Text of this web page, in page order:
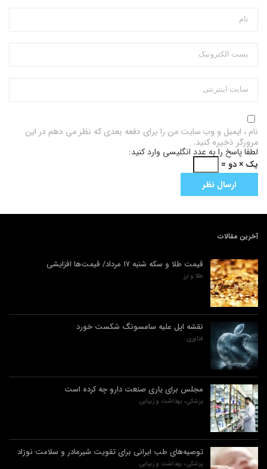
نام ، ایمیل و وب سایت من را برای دفعه بعدی که نظر می دهم در این
مرورگر ذخیره کنید.
لطفا پاسخ را به عدد انگلیسی وارد کنید:
یک × دو =
آخرین مقالات
قیمت طلا و سکه شنبه ۱۷ مرداد/ قیمت‌ها افزایشی
طلا و ارز
نقشه اپل علیه سامسونگ شکست خورد
فناوری
مجلس برای یاری صنعت دارو چه کرده است
پزشکی، بهداشت و زیبایی
توصیه‌های طب ایرانی برای تقویت شیرمادر و سلامت نوزاد
پزشکی، بهداشت و زیبایی